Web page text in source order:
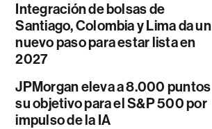
Integración de bolsas de
Santiago, Colombia y Lima da un
nuevo paso para estar lista en
2027
JPMorgan eleva a 8.000 puntos
su objetivo para el S&P 500 por
impulso de la IA